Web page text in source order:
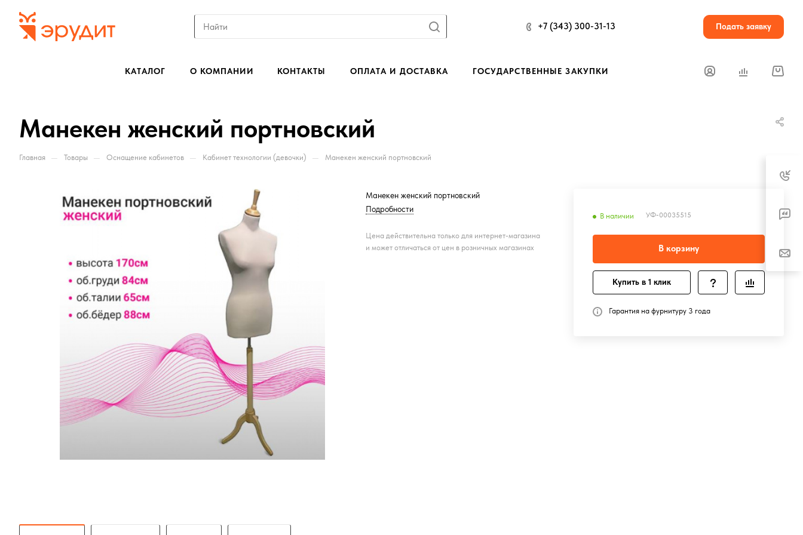
+7 (343) 300-31-13 Подать заявку
КАТАЛОГ О КОМПАНИИ КОНТАКТЫ ОПЛАТА И ДОСТАВКА ГОСУДАРСТВЕННЫЕ ЗАКУПКИ
Манекен женский портновский
Главная — Товары — Оснащение кабинетов — Кабинет технологии (девочки) — Манекен женский портновский
В наличии УФ-00035515
В корзину
Купить в 1 клик
Гарантия на фурнитуру 3 года
Манекен женский портновский
Подробности
Цена действительна только для интернет-магазина
и может отличаться от цен в розничных магазинах